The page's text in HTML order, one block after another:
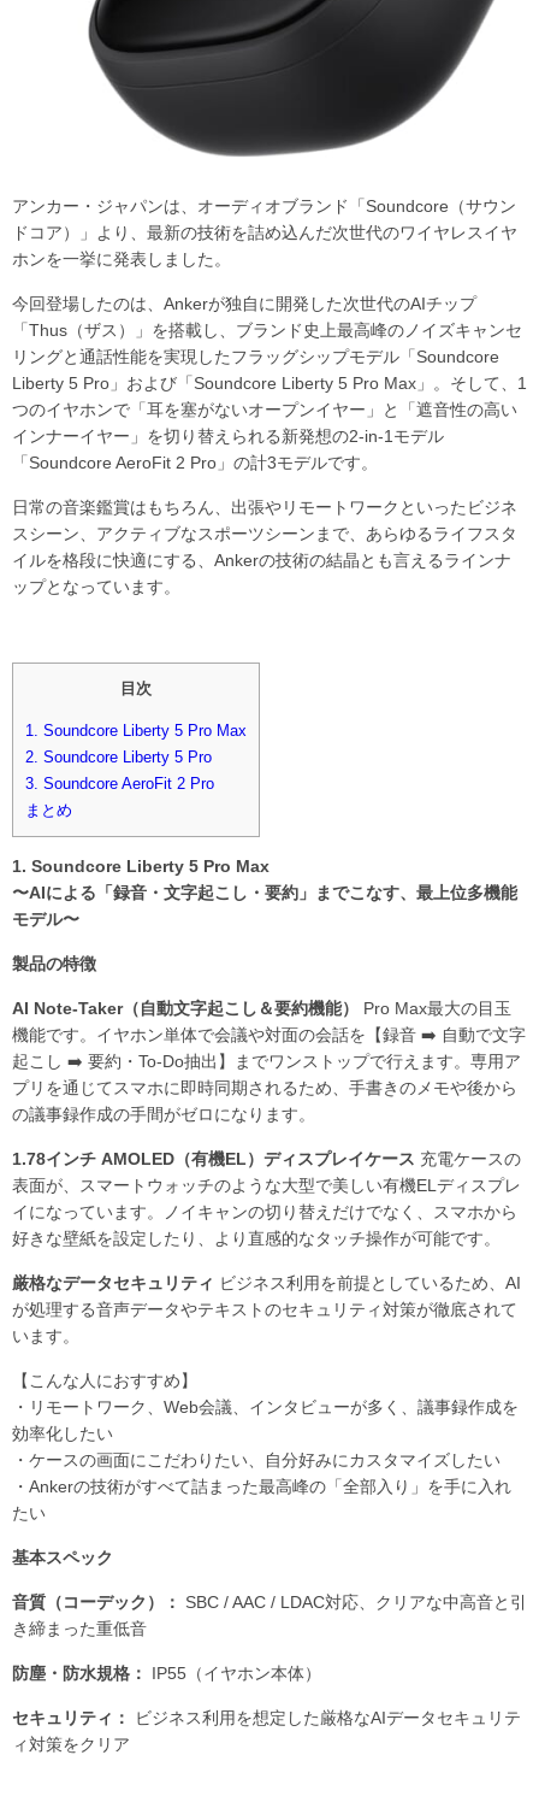
アンカー・ジャパンは、オーディオブランド「Soundcore（サウン
ドコア）」より、最新の技術を詰め込んだ次世代のワイヤレスイヤ
ホンを一挙に発表しました。
今回登場したのは、Ankerが独自に開発した次世代のAIチップ
「Thus（ザス）」を搭載し、ブランド史上最高峰のノイズキャンセ
リングと通話性能を実現したフラッグシップモデル「Soundcore
Liberty 5 Pro」および「Soundcore Liberty 5 Pro Max」。そして、1
つのイヤホンで「耳を塞がないオープンイヤー」と「遮音性の高い
インナーイヤー」を切り替えられる新発想の2-in-1モデル
「Soundcore AeroFit 2 Pro」の計3モデルです。
日常の音楽鑑賞はもちろん、出張やリモートワークといったビジネ
スシーン、アクティブなスポーツシーンまで、あらゆるライフスタ
イルを格段に快適にする、Ankerの技術の結晶とも言えるラインナ
ップとなっています。
目次
1. Soundcore Liberty 5 Pro Max
2. Soundcore Liberty 5 Pro
3. Soundcore AeroFit 2 Pro
まとめ
1. Soundcore Liberty 5 Pro Max
〜AIによる「録音・文字起こし・要約」までこなす、最上位多機能
モデル〜
製品の特徴
AI Note-Taker（自動文字起こし＆要約機能）
Pro Max最大の目玉
機能です。イヤホン単体で会議や対面の会話を【録音 ➡️ 自動で文字
起こし ➡️ 要約・To-Do抽出】までワンストップで行えます。専用ア
プリを通じてスマホに即時同期されるため、手書きのメモや後から
の議事録作成の手間がゼロになります。
1.78インチ AMOLED（有機EL）ディスプレイケース 充電ケースの
表面が、スマートウォッチのような大型で美しい有機ELディスプレ
イになっています。ノイキャンの切り替えだけでなく、スマホから
好きな壁紙を設定したり、より直感的なタッチ操作が可能です。
厳格なデータセキュリティ ビジネス利用を前提としているため、AI
が処理する音声データやテキストのセキュリティ対策が徹底されて
います。
【こんな人におすすめ】
・リモートワーク、Web会議、インタビューが多く、議事録作成を
効率化したい
・ケースの画面にこだわりたい、自分好みにカスタマイズしたい
・Ankerの技術がすべて詰まった最高峰の「全部入り」を手に入れ
たい
基本スペック
音質（コーデック）：
SBC / AAC / LDAC対応、クリアな中高音と引
き締まった重低音
防塵・防水規格： IP55（イヤホン本体）
セキュリティ：
ビジネス利用を想定した厳格なAIデータセキュリテ
ィ対策をクリア